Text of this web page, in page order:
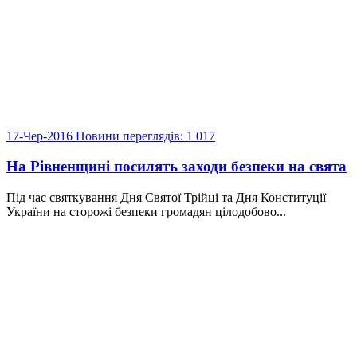
17-Чер-2016 Новини переглядів: 1 017
На Рівненщині посилять заходи безпеки на свята
Під час святкування Дня Святої Трійці та Дня Конституції
України на сторожі безпеки громадян цілодобово...